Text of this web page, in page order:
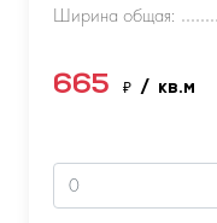
Ширина общая:
665 ₽ / кв.м